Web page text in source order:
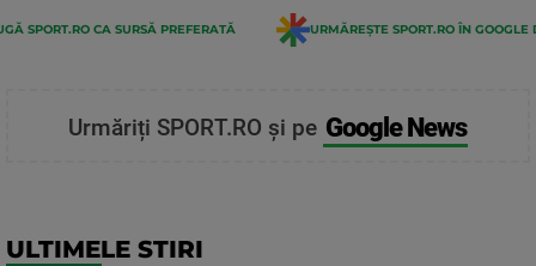
SPORT.RO CA SURSĂ PREFERATĂ URMĂREȘTE SPORT.RO ÎN GOOGLE
Urmăriți SPORT.RO și pe Google News
ULTIMELE STIRI